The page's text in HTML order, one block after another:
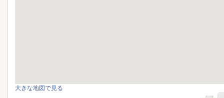
大きな地図で見る